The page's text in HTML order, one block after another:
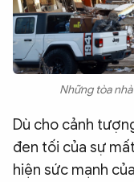
Những tòa
Dù cho cảnh
đen tối của sự
hiện sức mạnh